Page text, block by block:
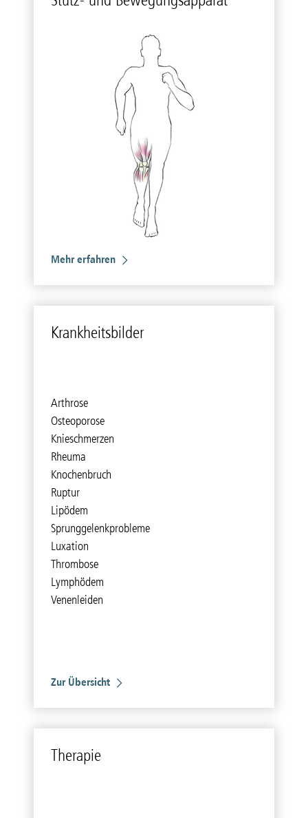
Mehr erfahren
Krank­heits­bil­der
Arthrose
Osteoporose
Knieschmerzen
Rheuma
Knochenbruch
Ruptur
Lipödem
Sprunggelenkprobleme
Luxation
Thrombose
Lymphödem
Venenleiden
Zur Übersicht
The­ra­pie